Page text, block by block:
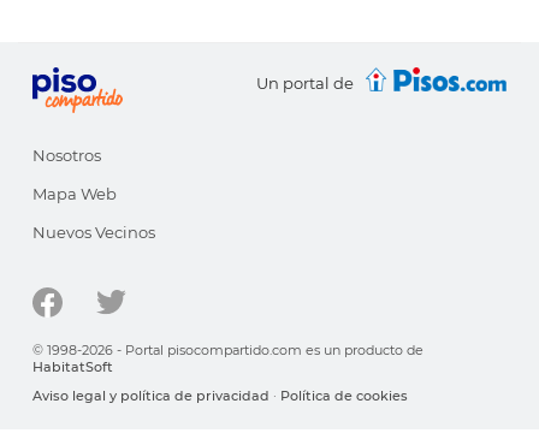
Un portal de
Nosotros
Mapa Web
Nuevos Vecinos
© 1998-2026 - Portal pisocompartido.com es un producto de
HabitatSoft
Aviso legal y política de privacidad · Política de cookies